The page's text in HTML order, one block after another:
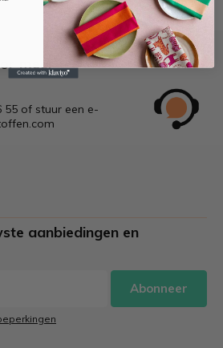
meer
55 of stuur een e-
aanbiedingen en
Abonneer